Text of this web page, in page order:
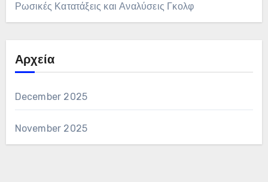
Ρωσικές Κατατάξεις και Αναλύσεις Γκολφ
Αρχεία
December 2025
November 2025